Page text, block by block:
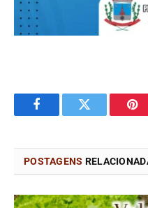
FacebookTwitter
POSTAGENS